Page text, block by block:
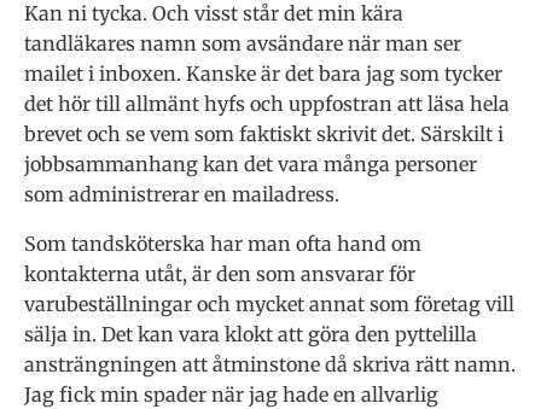
Kan ni tycka. Och visst står det min kära
tandläkares namn som avsändare när man ser
mailet i inboxen. Kanske är det bara jag som tycker
det hör till allmänt hyfs och uppfostran att läsa hela
brevet och se vem som faktiskt skrivit det. Särskilt i
jobbsammanhang kan det vara många personer
som administrerar en mailadress.
Som tandsköterska har man ofta hand om
kontakterna utåt, är den som ansvarar för
varubeställningar och mycket annat som företag vill
sälja in. Det kan vara klokt att göra den pyttelilla
ansträngningen att åtminstone då skriva rätt namn.
Jag fick min spader när jag hade en allvarlig